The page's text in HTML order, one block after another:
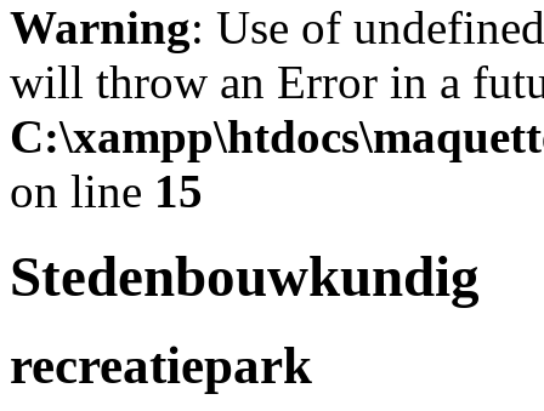
Warning: Use of
will throw an Error in a
on line 15
Stedenbouwkundig
recreatiepark